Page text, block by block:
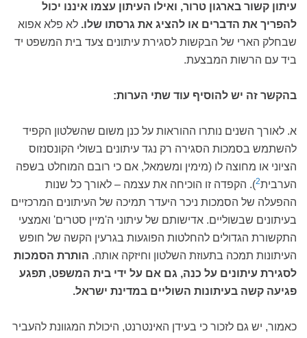
עיתון קשור בארגון טרור, ואילו העיתון עצמו איננו יכול
להפריך את הדברים או להציג את גרסתו שלו. לא פלא אפוא
שבחלק הארי של הבקשות לסגירת עיתונים צעד בית המשפט יד
ביד עם הרשות המבצעת.
בהקשר זה יש להוסיף עוד שתי הערות:
א. לאורך השנים נותרו ההוראות על כנן משום שהשלטון הקפיד
להשתמש בסמכות הסגירה רק נגד עיתונים בשולי הקונסנזוס
הציוני או מחוצה לו (מימין ומשמאל, אם כי רובם המוחלט בשפה
הערבית2). הקפדה זו הוכיחה את עצמה – לאורך כל שנות
ההפעלה של הסמכות ניכר היעדר תמיכה של העיתונים המרכזיים
בעיתונים שבשוליים. אדישותם של עיתוני ה'מיין סטרים' ואמצעי
התקשורת הגדולים להחלטות הפוגעות בגרעין הקשה של חופש
העיתונות תמכה בתעוזת השלטון וחיזקה אותה. הותרת הסמכות
לסגירת עיתונים על כנה, גם אם על ידי בית המשפט, תפגע
פגיעה קשה בעיתונות השוליים במדינת ישראל.
כאמור, יש גם לזכור כי בעידן האינטרנט, היכולת המגוונת להעביר